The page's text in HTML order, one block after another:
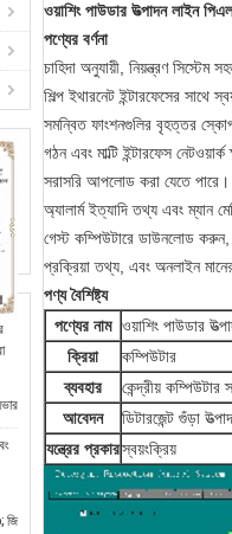
জি
ওয়াশিং পাউডার উত্পাদন লাইন
পণ্যের বর্ণনা
চাহিদা অনুযায়ী, নিয়ন্ত্রণ সিস্টেম
শিল্প ইথারনেট ইন্টারফেসের সাথে
সমন্বিত ফাংশনগুলির বৃহত্তর
গঠন এবং মাল্টি ইন্টারফেস
সরাসরি আপলোড করা যেতে পারে।
অ্যালার্ম ইত্যাদি তথ্য এবং ম্যান
গেস্ট কম্পিউটারে ডাউনলোড করুন,
প্রক্রিয়া তথ্য, এবং অনলাইন
পণ্য বৈশিষ্ট্য
পণ্যের নাম ওয়াশিং পাউডার
ক্রিয়া
কম্পিউটার
ব্যবহার
কেন্দ্রীয় কম্পিউটার
আবেদন
ডিটারজেন্ট গুঁড়া
যন্ত্রের প্রকারস্বয়ংক্রিয়